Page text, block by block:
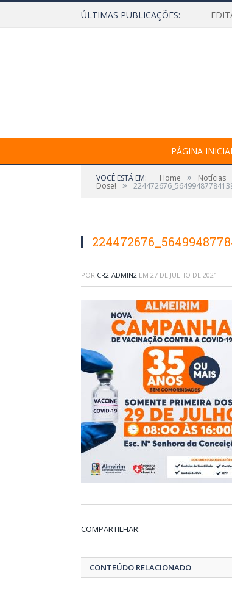
ÚLTIMAS PUBLICAÇÕES:
PÁGINA
VOCÊ ESTÁ EM: Home » Notícias
Dose! »
POR CR2-ADMIN2 EM 27 DE JULHO DE 2021
COMPARTILHAR:
CONTEÚDO RELACIONADO